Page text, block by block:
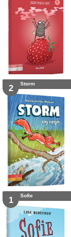
2 Storm
1 Sofie